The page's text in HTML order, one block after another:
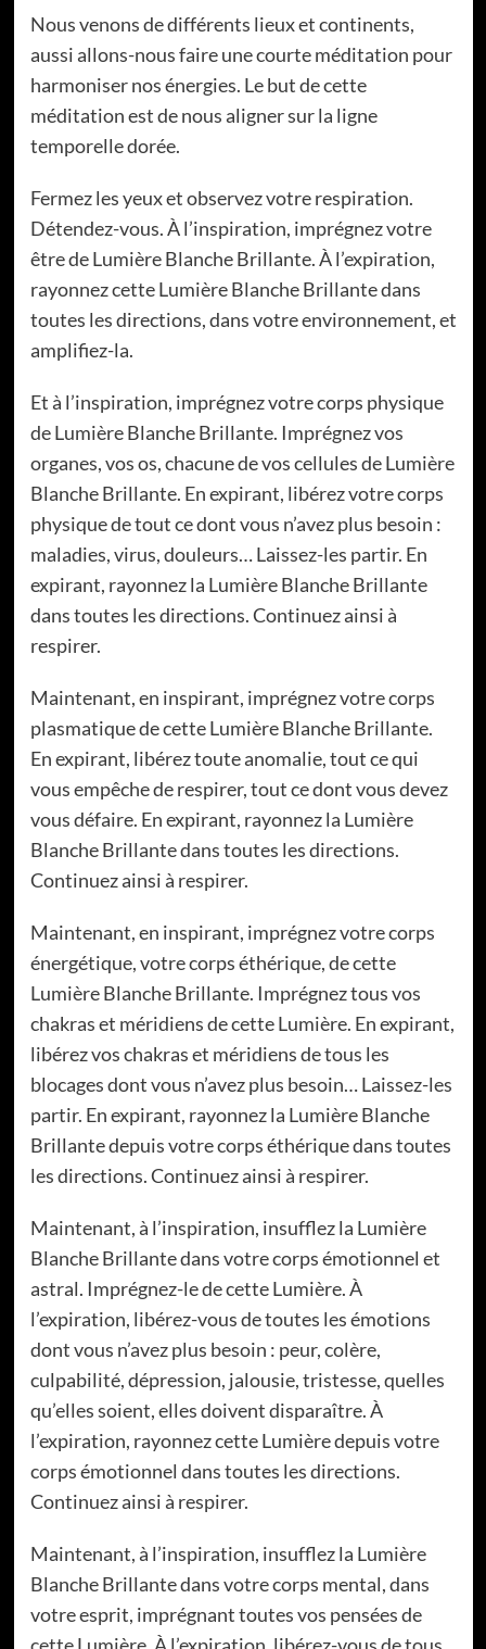
Nous venons de différents lieux et continents,
aussi allons-nous faire une courte méditation pour
harmoniser nos énergies. Le but de cette
méditation est de nous aligner sur la ligne
temporelle dorée.
Fermez les yeux et observez votre respiration.
Détendez-vous. À l’inspiration, imprégnez votre
être de Lumière Blanche Brillante. À l’expiration,
rayonnez cette Lumière Blanche Brillante dans
toutes les directions, dans votre environnement, et
amplifiez-la.
Et à l’inspiration, imprégnez votre corps physique
de Lumière Blanche Brillante. Imprégnez vos
organes, vos os, chacune de vos cellules de Lumière
Blanche Brillante. En expirant, libérez votre corps
physique de tout ce dont vous n’avez plus besoin :
maladies, virus, douleurs… Laissez-les partir. En
expirant, rayonnez la Lumière Blanche Brillante
dans toutes les directions. Continuez ainsi à
respirer.
Maintenant, en inspirant, imprégnez votre corps
plasmatique de cette Lumière Blanche Brillante.
En expirant, libérez toute anomalie, tout ce qui
vous empêche de respirer, tout ce dont vous devez
vous défaire. En expirant, rayonnez la Lumière
Blanche Brillante dans toutes les directions.
Continuez ainsi à respirer.
Maintenant, en inspirant, imprégnez votre corps
énergétique, votre corps éthérique, de cette
Lumière Blanche Brillante. Imprégnez tous vos
chakras et méridiens de cette Lumière. En expirant,
libérez vos chakras et méridiens de tous les
blocages dont vous n’avez plus besoin… Laissez-les
partir. En expirant, rayonnez la Lumière Blanche
Brillante depuis votre corps éthérique dans toutes
les directions. Continuez ainsi à respirer.
Maintenant, à l’inspiration, insufflez la Lumière
Blanche Brillante dans votre corps émotionnel et
astral. Imprégnez-le de cette Lumière. À
l’expiration, libérez-vous de toutes les émotions
dont vous n’avez plus besoin : peur, colère,
culpabilité, dépression, jalousie, tristesse, quelles
qu’elles soient, elles doivent disparaître. À
l’expiration, rayonnez cette Lumière depuis votre
corps émotionnel dans toutes les directions.
Continuez ainsi à respirer.
Maintenant, à l’inspiration, insufflez la Lumière
Blanche Brillante dans votre corps mental, dans
votre esprit, imprégnant toutes vos pensées de